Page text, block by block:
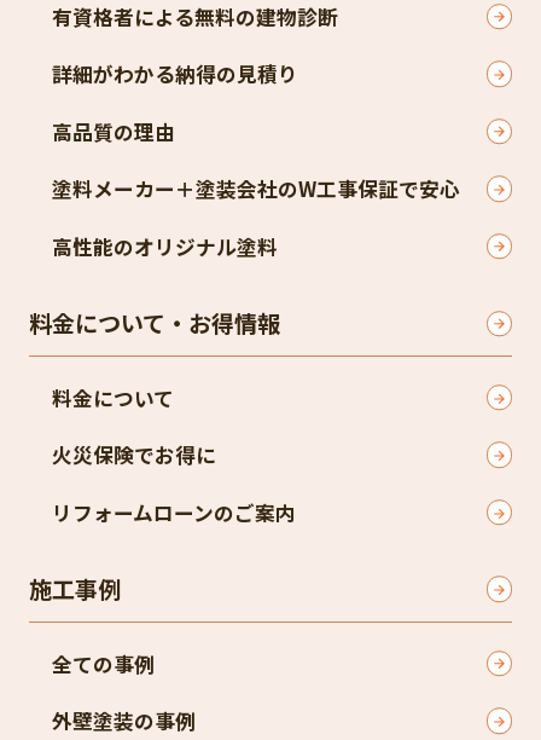
有資格者による無料の建物診断
詳細がわかる納得の見積り
高品質の理由
塗料メーカー＋塗装会社のW工事保証で安心
高性能のオリジナル塗料
料金について・お得情報
料金について
火災保険でお得に
リフォームローンのご案内
施工事例
全ての事例
外壁塗装の事例